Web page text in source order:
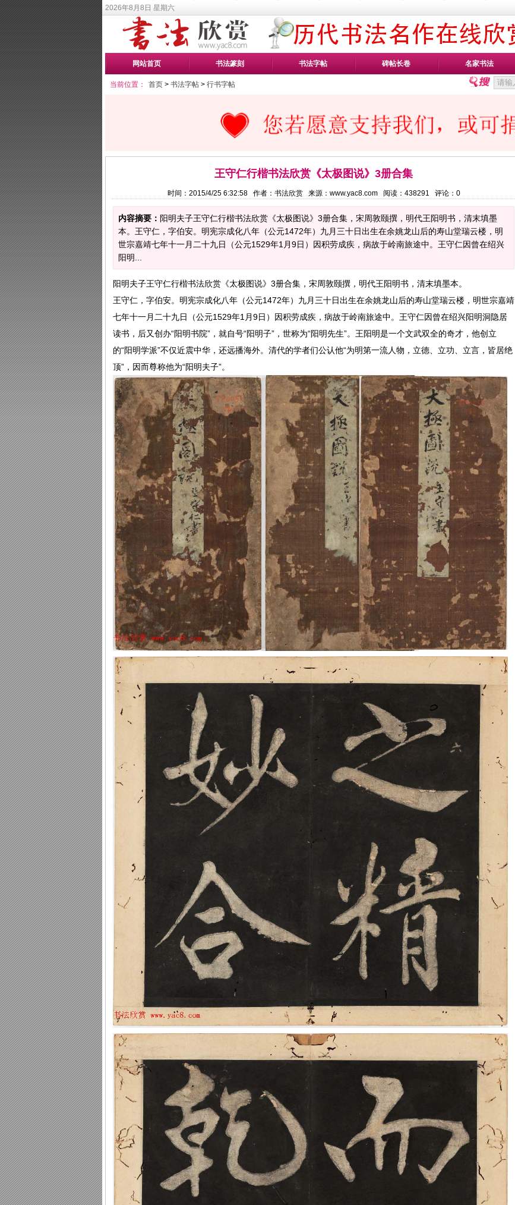
2026年8月8日 星期六
网站首页 书法篆刻 书法字帖 碑帖长卷 名家书法
当前位置： 首页 > 书法字帖 > 行书字帖
王守仁行楷书法欣赏《太极图说》3册合集
时间：2015/4/25 6:32:58 作者：书法欣赏 来源：www.yac8.com 阅读： 438291 评论： 0
内容摘要： 阳明夫子王守仁行楷书法欣赏《太极图说》3册合集，宋周敦颐撰，明代王阳明书，清末填墨
本。王守仁，字伯安。明宪宗成化八年（公元1472年）九月三十日出生在余姚龙山后的寿山堂瑞云楼，明
世宗嘉靖七年十一月二十九日（公元1529年1月9日）因积劳成疾，病故于岭南旅途中。王守仁因曾在绍兴
阳明...
阳明夫子王守仁行楷书法欣赏《太极图说》3册合集，宋周敦颐撰，明代王阳明书，清末填墨本。
王守仁，字伯安。明宪宗成化八年（公元1472年）九月三十日出生在余姚龙山后的寿山堂瑞云楼，明世宗嘉靖
七年十一月二十九日（公元1529年1月9日）因积劳成疾，病故于岭南旅途中。王守仁因曾在绍兴阳明洞隐居
读书，后又创办“阳明书院”，就自号“阳明子”，世称为“阳明先生”。王阳明是一个文武双全的奇才，他创立
的“阳明学派”不仅近震中华，还远播海外。清代的学者们公认他“为明第一流人物，立德、立功、立言，皆居绝
顶”，因而尊称他为“阳明夫子”。